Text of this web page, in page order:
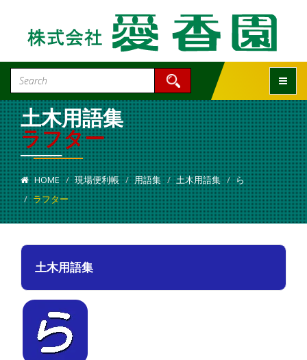
土木用語集
ラフター
HOME 現場便利帳 用語集 土木用語集
ら
ラフター
土木用語集